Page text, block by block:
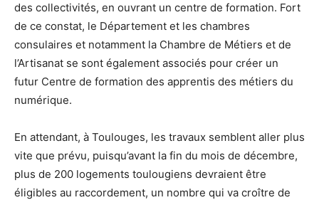
des collectivités, en ouvrant un centre de formation. Fort
de ce constat, le Département et les chambres
consulaires et notamment la Chambre de Métiers et de
l’Artisanat se sont également associés pour créer un
futur Centre de formation des apprentis des métiers du
numérique.
En attendant, à Toulouges, les travaux semblent aller plus
vite que prévu, puisqu’avant la fin du mois de décembre,
plus de 200 logements toulougiens devraient être
éligibles au raccordement, un nombre qui va croître de